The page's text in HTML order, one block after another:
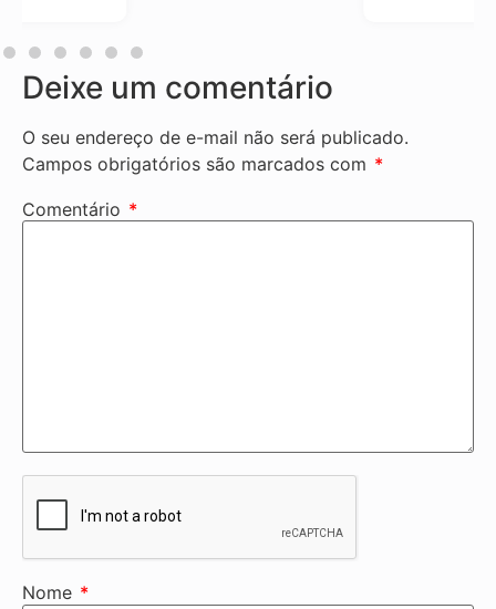
Deixe um comentário
O seu endereço de e-mail não será publicado.
Campos obrigatórios são marcados com *
Comentário *
Nome *